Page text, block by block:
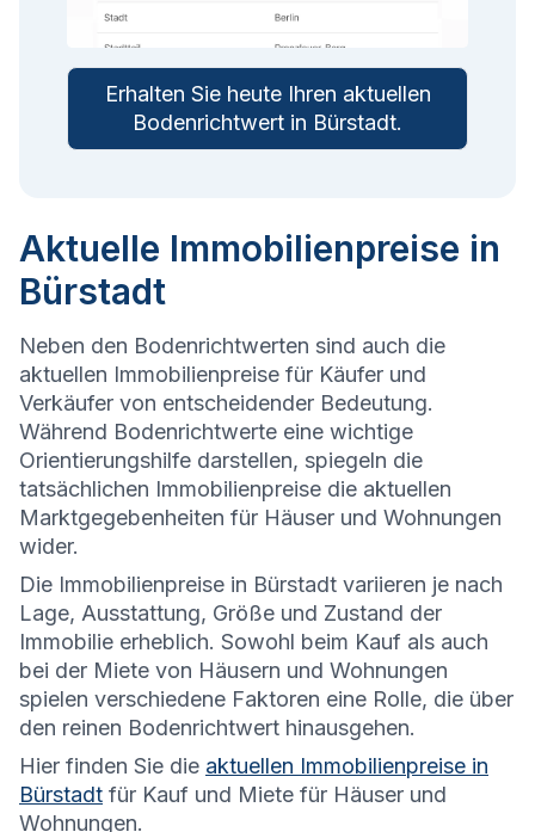
Erhalten Sie heute Ihren aktuellen
Bodenrichtwert in Bürstadt.
Aktuelle Immobilienpreise in
Bürstadt
Neben den Bodenrichtwerten sind auch die
aktuellen Immobilienpreise für Käufer und
Verkäufer von entscheidender Bedeutung.
Während Bodenrichtwerte eine wichtige
Orientierungshilfe darstellen, spiegeln die
tatsächlichen Immobilienpreise die aktuellen
Marktgegebenheiten für Häuser und Wohnungen
wider.
Die Immobilienpreise in Bürstadt variieren je nach
Lage, Ausstattung, Größe und Zustand der
Immobilie erheblich. Sowohl beim Kauf als auch
bei der Miete von Häusern und Wohnungen
spielen verschiedene Faktoren eine Rolle, die über
den reinen Bodenrichtwert hinausgehen.
Hier finden Sie die aktuellen Immobilienpreise in
Bürstadt für Kauf und Miete für Häuser und
Wohnungen.